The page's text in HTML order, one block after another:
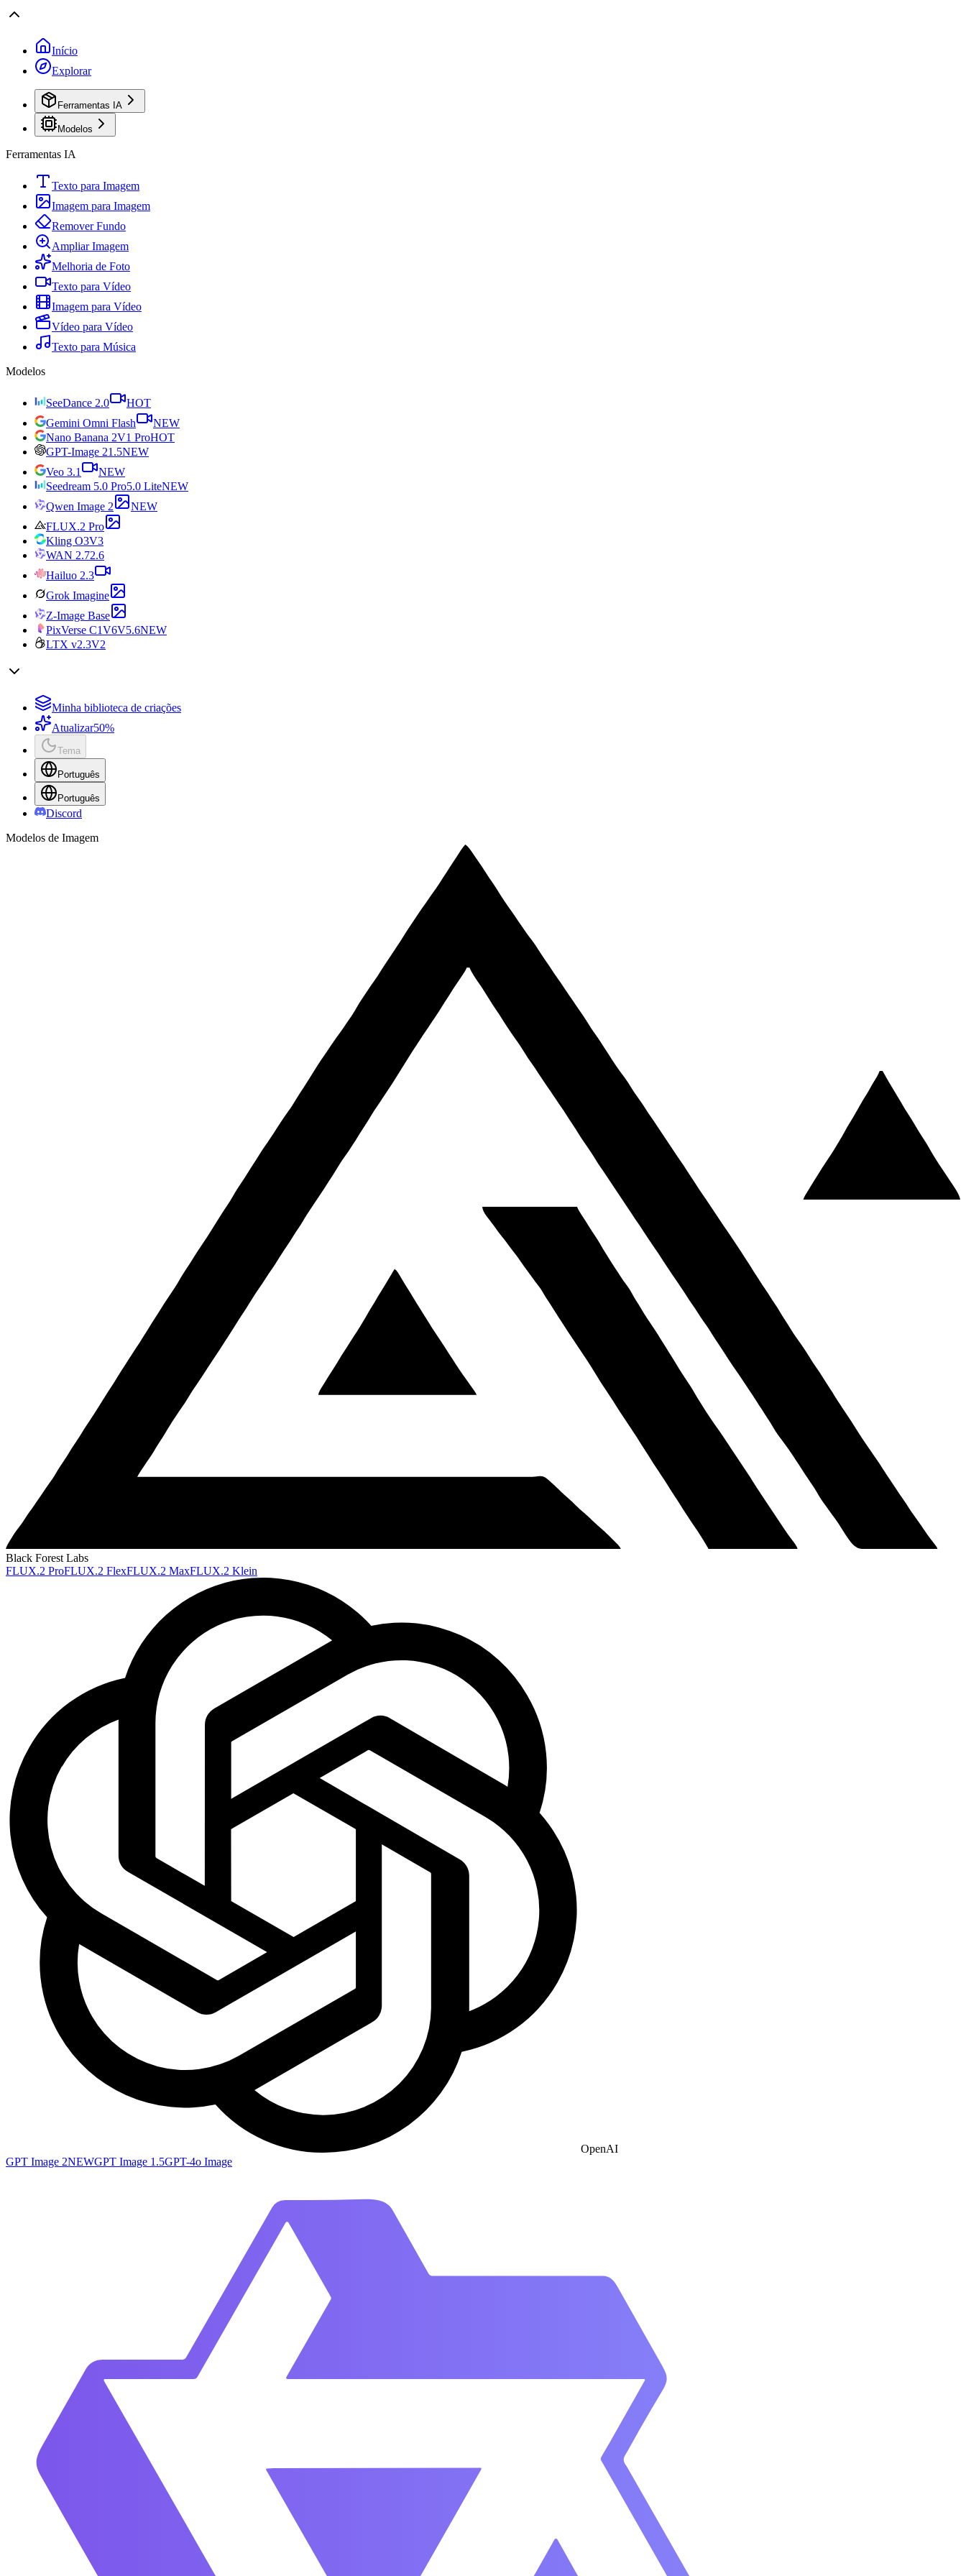
Início
Explorar
Ferramentas IA
Modelos
Ferramentas IA
Texto para Imagem
Imagem para Imagem
Remover Fundo
Ampliar Imagem
Melhoria de Foto
Texto para Vídeo
Imagem para Vídeo
Vídeo para Vídeo
Texto para Música
Modelos
SeeDance 2.0
HOT
Gemini Omni Flash
NEW
Nano Banana 2V1 ProHOT
GPT-Image 21.5NEW
Veo 3.1
NEW
Seedream 5.0 Pro5.0 LiteNEW
Qwen Image 2
NEW
FLUX.2 Pro
Kling O3V3
WAN 2.72.6
Hailuo 2.3
Grok Imagine
Z-Image Base
PixVerse C1V6V5.6NEW
LTX v2.3V2
Minha biblioteca de criações
Atualizar50%
Tema
Português
Português
Discord
Modelos de Imagem
Black Forest Labs
FLUX.2 ProFLUX.2 FlexFLUX.2 MaxFLUX.2 Klein
OpenAI
GPT Image 2NEWGPT Image 1.5GPT-4o Image